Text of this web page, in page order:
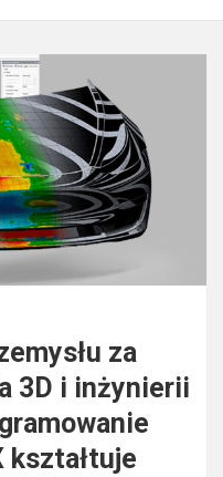
za
3D i inżynierii
kształtuje